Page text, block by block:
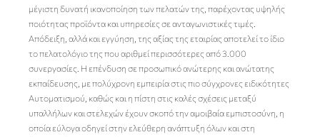
μέγιστη δυνατή ικανοποίηση των πελατών της, παρέχοντας υψηλής
ποιότητας προϊόντα και υπηρεσίες σε ανταγωνιστικές τιμές.
Απόδειξη, αλλά και εγγύηση, της αξίας της εταιρίας αποτελεί το ίδιο
το πελατολόγιο της που αριθμεί περισσότερες από 3.000
συνεργασίες. Η επένδυση σε προσωπικό ανώτερης και ανώτατης
εκπαίδευσης, με πολύχρονη εμπειρία στις πιο σύγχρονες ειδικότητες
Αυτοματισμού, καθώς και η πίστη στις καλές σχέσεις μεταξύ
υπαλλήλων και στελεχών έχουν σκοπό την αμοιβαία εμπιστοσύνη, η
οποία εύλογα οδηγεί στην ελεύθερη ανάπτυξη όλων και στη